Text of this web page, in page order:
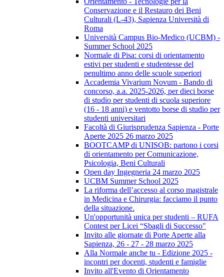
Conservazione e il Restauro dei Beni
Culturali (L-43), Sapienza Università di
Roma
Università Campus Bio-Medico (UCBM) -
Summer School 2025
Normale di Pisa: corsi di orientamento
estivi per studenti e studentesse del
penultimo anno delle scuole superiori
Accademia Vivarium Novum - Bando di
concorso, a.a. 2025-2026, per dieci borse
di studio per studenti di scuola superiore
(16 - 18 anni) e ventotto borse di studio per
studenti universitari
Facoltà di Giurisprudenza Sapienza - Porte
Aperte 2025 26 marzo 2025
BOOTCAMP di UNISOB: partono i corsi
di orientamento per Comunicazione,
Psicologia, Beni Culturali
Open day Ingegneria 24 marzo 2025
UCBM Summer School 2025
La riforma dell’accesso al corso magistrale
in Medicina e Chirurgia: facciamo il punto
della situazione.
Un'opportunità unica per studenti – RUFA
Contest per Licei “Sbagli di Successo"
Invito alle giornate di Porte Aperte alla
Sapienza, 26 - 27 - 28 marzo 2025
Alla Normale anche tu - Edizione 2025 -
incontri per docenti, studenti e famiglie
Invito all'Evento di Orientamento